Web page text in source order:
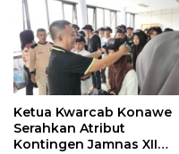
Ketua Kwarcab Konawe
Serahkan Atribut
Kontingen Jamnas XII